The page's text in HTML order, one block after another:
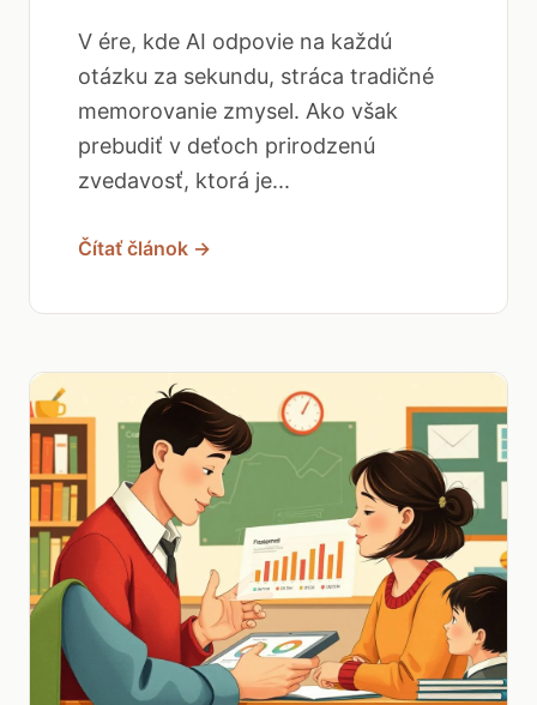
V ére, kde AI odpovie na každú
otázku za sekundu, stráca tradičné
memorovanie zmysel. Ako však
prebudiť v deťoch prirodzenú
zvedavosť, ktorá je...
Čítať článok →